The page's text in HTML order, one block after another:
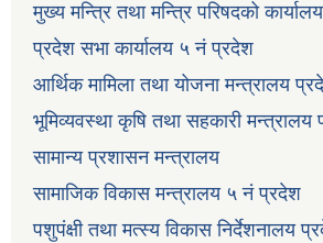
मुख्य मन्त्रि तथा मन्त्रि परिषदको
प्रदेश सभा कार्यालय ५ नं प्रदेश
आर्थिक मामिला तथा योजना मन्त्रालय
भूमिव्यवस्था कृषि तथा सहकारी
सामान्य प्रशासन मन्त्रालय
सामाजिक विकास मन्त्रालय ५ नं प्रदेश
पशुपंक्षी तथा मत्स्य विकास निर्देशनालय